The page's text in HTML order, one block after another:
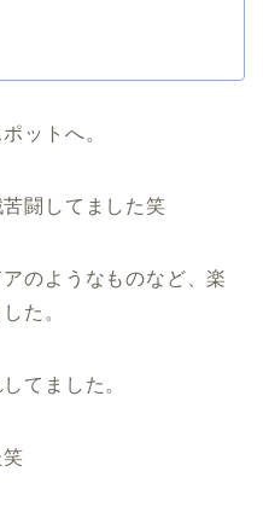
ットへ。
闘してました笑
のようなものなど、楽
た。
てました。